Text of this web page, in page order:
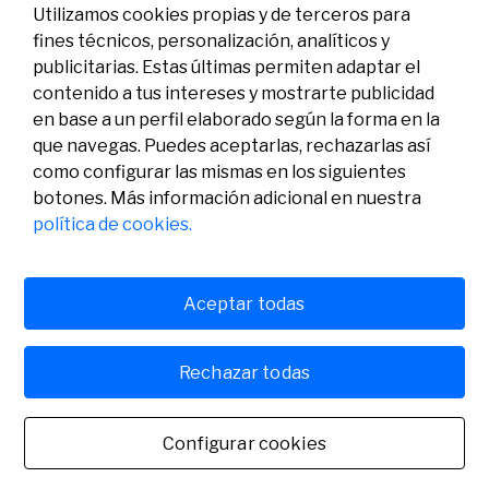
Legal
Aviso legal
Política de privacidad
Actividad
Convocatorias
Premios
Social
© Fundación Banco Sabadell 2024 todos los derechos
Utilizamos cookies propias y de terceros para
fines técnicos, personalización, analíticos y
publicitarias. Estas últimas permiten adaptar el
contenido a tus intereses y mostrarte publicidad
en base a un perfil elaborado según la forma en la
que navegas. Puedes aceptarlas, rechazarlas así
como configurar las mismas en los siguientes
botones. Más información adicional en nuestra
política de cookies.
Configurar cookies
Rechazar todas
Aceptar todas